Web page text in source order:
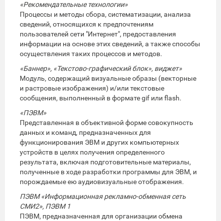
«Рекомендательные технологии»
Процессы и методы сбора, систематизации, анализа
сведений, относящихся к предпочтениям
пользователей сети "Интернет", предоставления
информации на основе этих сведений, а также способы
осуществления таких процессов и методов.
«Баннер», «Текстово-графический блок», виджет»
Модуль, содержащий визуальные образы (векторные
и растровые изображения) и/или текстовые
сообщения, выполненный в формате gif или flash.
«ПЭВМ»
Представленная в объективной форме совокупность
данных и команд, предназначенных для
функционирования ЭВМ и других компьютерных
устройств в целях получения определенного
результата, включая подготовительные материалы,
полученные в ходе разработки программы для ЭВМ, и
порождаемые ею аудиовизуальные отображения.
ПЭВМ «Информационная рекламно-обменная сеть
СМИ2», ПЭВМ 1
ПЭВМ, предназначенная для организации обмена